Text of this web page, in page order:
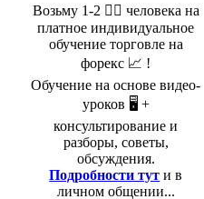
Возьму 1-2 🤵‍♂️ человека на
платное индивидуальное
обучение торговле на
форекс 📈 !
Обучение на основе видео-
уроков 🖥️ +
консультирование и
разборы, советы,
обсуждения.
Подробности тут и в
личном общении...